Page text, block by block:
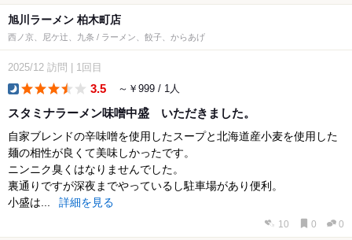
旭川ラーメン 柏木町店
西ノ京、尼ケ辻、九条 / ラーメン、餃子、からあげ
2025/12 訪問 1回目
3.5 ～￥999 / 1人
スタミナラーメン味噌中盛 いただきました。
自家ブレンドの辛味噌を使用したスープと北海道産小麦を使用した
麺の相性が良くて美味しかったです。
ニンニク臭くはなりませんでした。
裏通りですが深夜までやっているし駐車場があり便利。
小盛は...
詳細を見る
10 0 0